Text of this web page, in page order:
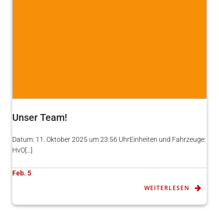
Unser Team!
Datum: 11. Oktober 2025 um 23:56 UhrEinheiten und Fahrzeuge:
HvO[…]
Feb. 5
WEITERLESEN